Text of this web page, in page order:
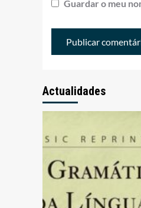
Guardar o meu
Actualidades